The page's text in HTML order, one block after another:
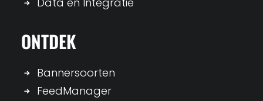
ONTDEK
Bannersoorten
FeedManager